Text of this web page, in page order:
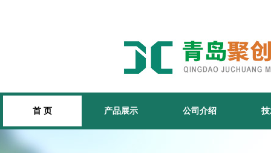
首 页 产品展示 公司介绍